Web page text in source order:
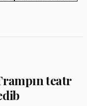
teatr